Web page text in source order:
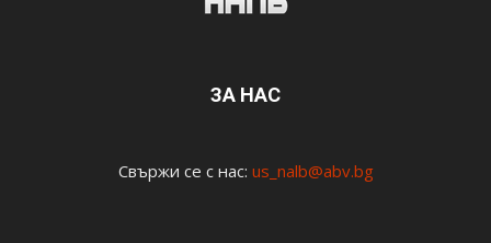
ЗА НАС
Свържи се с нас: us_nalb@abv.bg